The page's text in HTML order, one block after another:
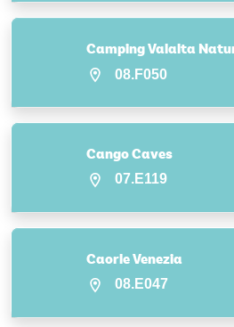
Camping Valalta
08.F050
Cango Caves
07.E119
Caorle Venezia
08.E047